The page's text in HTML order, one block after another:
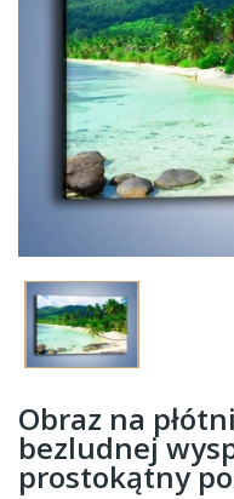
Obraz na
bezludnej
prostokątny